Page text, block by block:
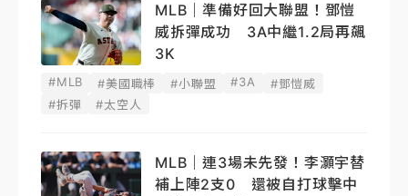
MLB｜準備好回大聯盟！鄧愷
威拆彈成功 3A中繼1.2局再飆
3K
#MLB #美國職棒 #小聯盟 #3A
#鄧愷威
#拆彈
#太空人
MLB｜連3場未先發！李灝宇替
補上陣2支0 還被自打球擊中